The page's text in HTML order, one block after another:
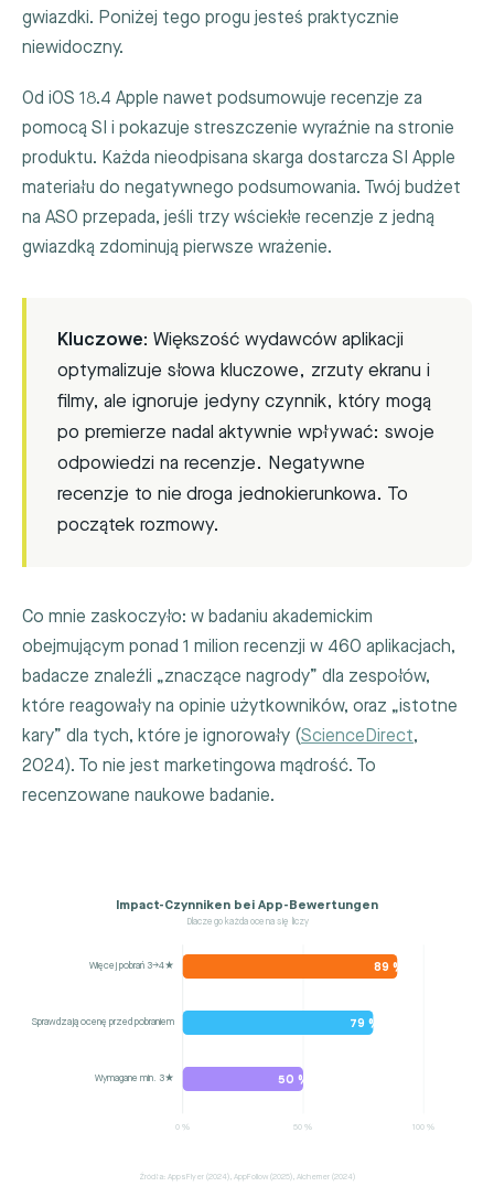
gwiazdki. Poniżej tego progu jesteś praktycznie
niewidoczny.
Od iOS 18.4 Apple nawet podsumowuje recenzje za
pomocą SI i pokazuje streszczenie wyraźnie na stronie
produktu. Każda nieodpisana skarga dostarcza SI Apple
materiału do negatywnego podsumowania. Twój budżet
na ASO przepada, jeśli trzy wściekłe recenzje z jedną
gwiazdką zdominują pierwsze wrażenie.
Kluczowe: Większość wydawców aplikacji
optymalizuje słowa kluczowe, zrzuty ekranu i
filmy, ale ignoruje jedyny czynnik, który mogą
po premierze nadal aktywnie wpływać: swoje
odpowiedzi na recenzje. Negatywne
recenzje to nie droga jednokierunkowa. To
początek rozmowy.
Co mnie zaskoczyło: w badaniu akademickim
obejmującym ponad 1 milion recenzji w 460 aplikacjach,
badacze znaleźli „znaczące nagrody” dla zespołów,
które reagowały na opinie użytkowników, oraz „istotne
kary” dla tych, które je ignorowały (ScienceDirect,
2024). To nie jest marketingowa mądrość. To
recenzowane naukowe badanie.
Impact-Czynniken bei App-Bewertungen
Dlaczego każda ocena się liczy
Więcej pobrań 3→4★ 89 %
Sprawdzają ocenę przed pobraniem 79 %
Wymagane min. 3★ 50 %
0 % 50 % 100 %
Źródła: AppsFlyer (2024), AppFollow (2025), Alchemer (2024)